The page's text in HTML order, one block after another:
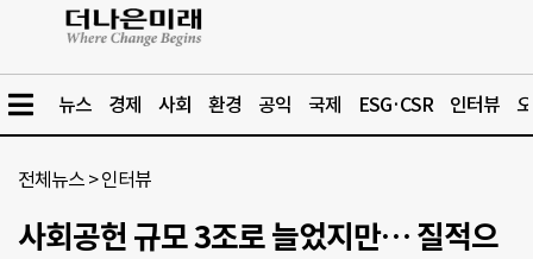
뉴스 경제 사회 환경 공익 국제 ESG·CSR 인터뷰
전체뉴스 >인터뷰
사회공헌 규모 3조로 늘었지만… 질적으